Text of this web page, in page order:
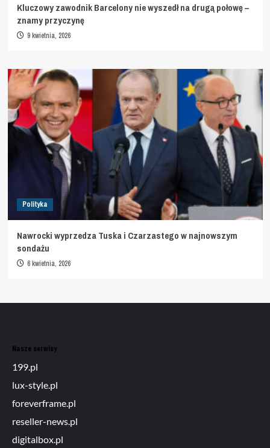
Kluczowy zawodnik Barcelony nie wyszedł na drugą połowę –
znamy przyczynę
9 kwietnia, 2026
Polityka
Nawrocki wyprzedza Tuska i Czarzastego w najnowszym
sondażu
6 kwietnia, 2026
Nasze serwisy
199.pl
lux-style.pl
foreverframe.pl
reseller-news.pl
digitalbox.pl